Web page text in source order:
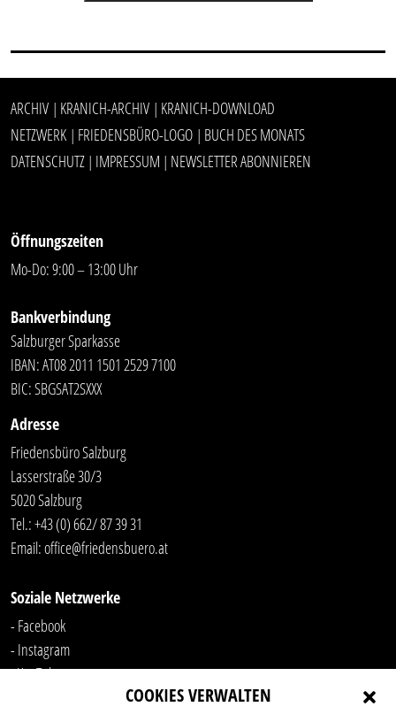
COOKIES VERWALTEN
ARCHIV | KRANICH-ARCHIV | KRANICH-DOWNLOAD
NETZWERK | FRIEDENSBÜRO-LOGO | BUCH DES MONATS
DATENSCHUTZ | IMPRESSUM | NEWSLETTER ABONNIEREN
Öffnungszeiten
Mo-Do: 9:00 – 13:00 Uhr
Bankverbindung
Salzburger Sparkasse
IBAN: AT08 2011 1501 2529 7100
BIC: SBGSAT2SXXX
Adresse
Friedensbüro Salzburg
Lasserstraße 30/3
5020 Salzburg
Tel.:+43 (0) 662/ 87 39 31
Email:office@friedensbuero.at
Soziale Netzwerke
- Facebook
- Instagram
- YouTube